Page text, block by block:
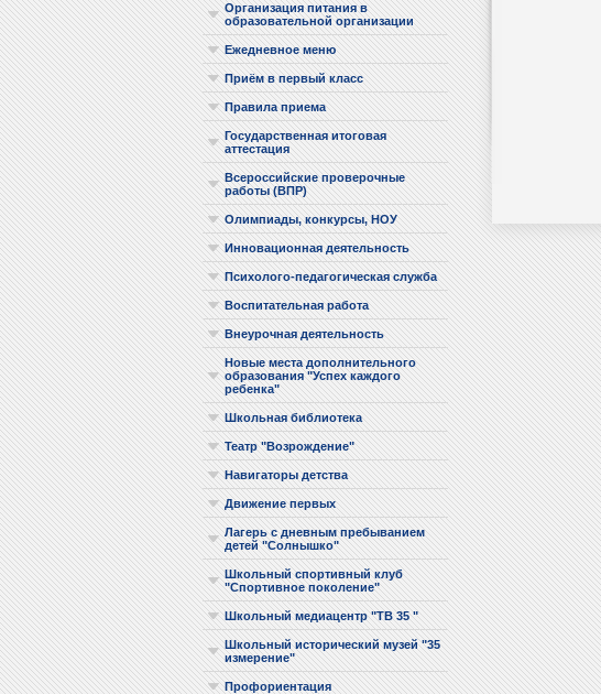
Организация питания в
образовательной организации
Ежедневное меню
Приём в первый класс
Правила приема
Государственная итоговая
аттестация
Всероссийские проверочные
работы (ВПР)
Олимпиады, конкурсы, НОУ
Инновационная деятельность
Психолого-педагогическая служба
Воспитательная работа
Внеурочная деятельность
Новые места дополнительного
образования "Успех каждого
ребенка"
Школьная библиотека
Театр "Возрождение"
Навигаторы детства
Движение первых
Лагерь с дневным пребыванием
детей "Солнышко"
Школьный спортивный клуб
"Спортивное поколение"
Школьный медиацентр "ТВ 35 "
Школьный исторический музей "35
измерение"
Профориентация